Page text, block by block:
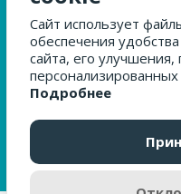
МЫ ЗА
Сайт использует
обеспечения
сайта, его улучшения,
Подробнее